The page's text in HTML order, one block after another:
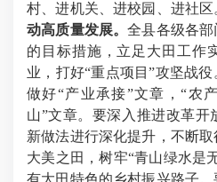
村、进机关、进校园、进社区
动高质量发展。全县各级各
的目标措施，立足大田工作
业，打好“重点项目”攻坚战
做好“产业承接”文章，“农
山”文章。要深入推进改革开
新做法进行深化提升，不断
大美之田，树牢“青山绿水是